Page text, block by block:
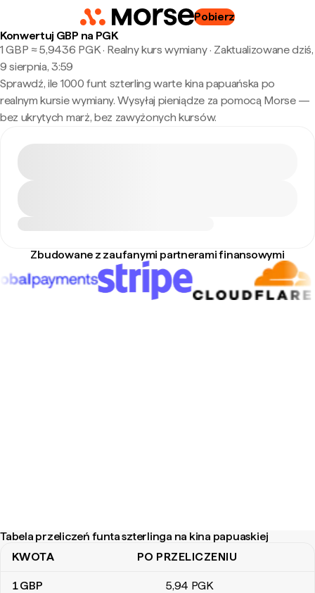
Pobierz
Konwertuj GBP na PGK
1 GBP ≈ 5,9436 PGK · Realny kurs wymiany· Zaktualizowane dziś,
9 sierpnia, 3:59
Sprawdź, ile 1000 funt szterling warte kina papuańska po
realnym kursie wymiany. Wysyłaj pieniądze za pomocą Morse —
bez ukrytych marż, bez zawyżonych kursów.
Zbudowane z zaufanymi partnerami finansowymi
Tabela przeliczeń funta szterlinga na kina papuaskiej
Tabela przeliczeń funta szterlinga na kina papuaskiej
KWOTA PO PRZELICZENIU
1GBP 5,94 PGK